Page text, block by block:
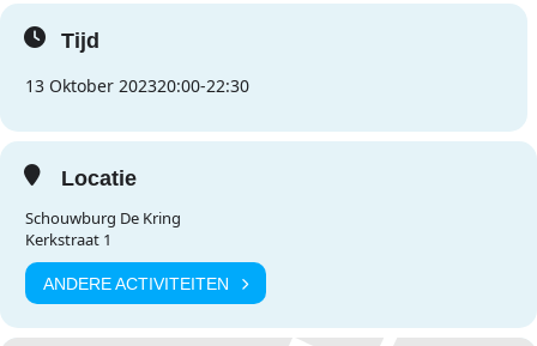
Tijd
13 Oktober 202320:00-22:30
Locatie
Schouwburg De Kring
Kerkstraat 1
ANDERE ACTIVITEITEN